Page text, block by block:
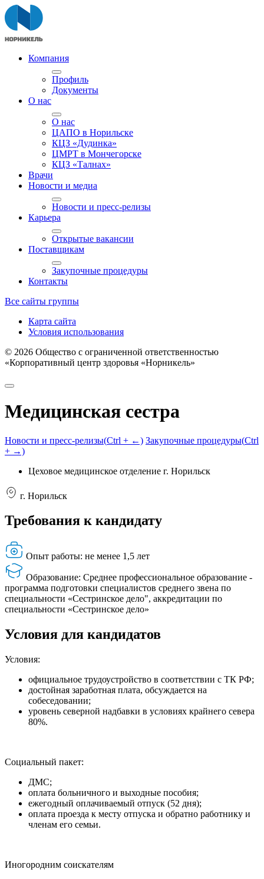
Компания
Профиль
Документы
О нас
О нас
ЦАПО в Норильске
КЦЗ «Дудинка»
ЦМРТ в Мончегорске
КЦЗ «Талнах»
Врачи
Новости и медиа
Новости и пресс-релизы
Карьера
Открытые вакансии
Поставщикам
Закупочные процедуры
Контакты
Все сайты группы
Карта сайта
Условия использования
© 2026 Общество с ограниченной ответственностью
«Корпоративный центр здоровья «Норникель»
Медицинская сестра
Новости и пресс-релизы(Ctrl + ←) Закупочные процедуры(Ctrl
+ →)
Цеховое медицинское отделение г. Норильск
г. Норильск
Требования к кандидату
Опыт работы: не менее 1,5 лет
Образование: Среднее профессиональное образование -
программа подготовки специалистов среднего звена по
специальности «Сестринское дело", аккредитации по
специальности «Сестринское дело»
Условия для кандидатов
Условия:
официальное трудоустройство в соответствии с ТК РФ;
достойная заработная плата, обсуждается на
собеседовании;
уровень северной надбавки в условиях крайнего севера
80%.
Социальный пакет:
ДМС;
оплата больничного и выходные пособия;
ежегодный оплачиваемый отпуск (52 дня);
оплата проезда к месту отпуска и обратно работнику и
членам его семьи.
Иногородним соискателям